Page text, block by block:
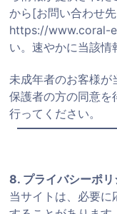
から[お問い合わせ
https://www.coral-
い。速やかに当該情
未成年者のお客様が
保護者の方の同意を
行ってください。
8. プライバシーポ
当サイトは、必要に